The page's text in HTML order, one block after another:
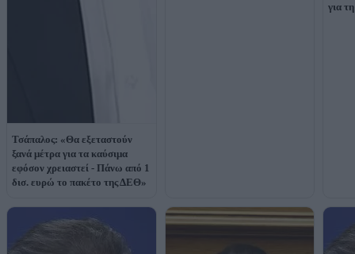
Τσάπαλος: «Θα εξεταστούν
ξανά μέτρα για τα καύσιμα
εφόσον χρειαστεί - Πάνω από 1
δισ. ευρώ το πακέτο της ΔΕΘ»
για